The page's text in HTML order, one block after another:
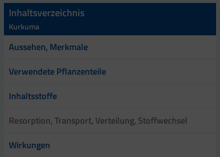
Inhaltsverzeichnis
Kurkuma
Aussehen, Merkmale
Verwendete Pflanzenteile
Inhaltsstoffe
Resorption, Transport, Verteilung, Stoffwechsel
Wirkungen